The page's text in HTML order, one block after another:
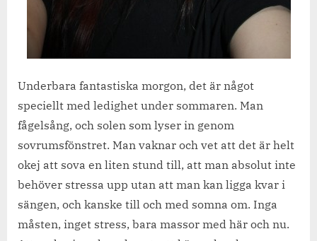
Underbara fantastiska morgon, det är något
speciellt med ledighet under sommaren. Man
fågelsång, och solen som lyser in genom
sovrumsfönstret. Man vaknar och vet att det är helt
okej att sova en liten stund till, att man absolut inte
behöver stressa upp utan att man kan ligga kvar i
sängen, och kanske till och med somna om. Inga
måsten, inget stress, bara massor med här och nu.